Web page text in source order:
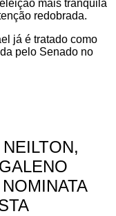
mais tranquila
redobrada.
já é tratado como
pelo Senado no